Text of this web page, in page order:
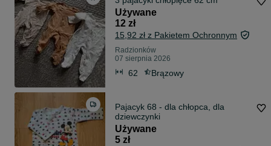
Używane
12 zł
15,92 zł z Pakietem Ochronnym
Radzionków
07 sierpnia 2026
62 Brązowy
Pajacyk 68 - dla chłopca, dla
dziewczynki
Używane
5 zł